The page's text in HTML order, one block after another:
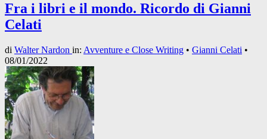
Fra i libri e il mondo. Ricordo di Gianni
Celati
di Walter Nardon in: Avventure e Close Writing • Gianni Celati •
08/01/2022